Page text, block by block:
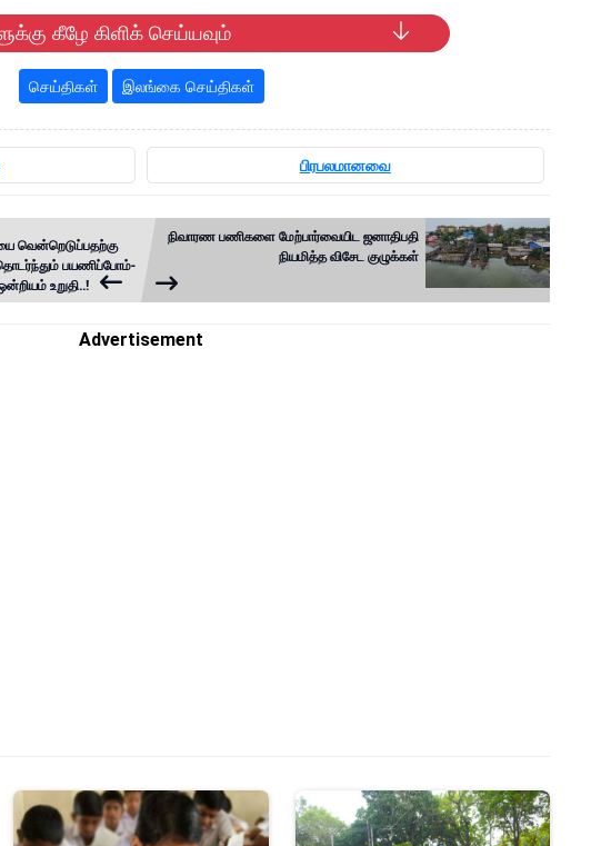
கீழே கிளிக் செய்யவும்
செய்திகள் இலங்கை செய்திகள்
பிரபலமானவை
வென்றெடுப்பதற்கு
பயணிப்போம்-
உறுதி..!
நிவாரண பணிகளை மேற்பார்வையிட ஜனாதிபதி
நியமித்த விசேட குழுக்கள்
Advertisement